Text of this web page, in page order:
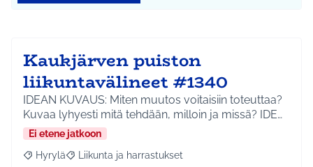
Kaukjärven puiston
liikuntavälineet #1340
IDEAN KUVAUS: Miten muutos voitaisiin toteuttaa?
Kuvaa lyhyesti mitä tehdään, milloin ja missä? IDE…
Ei etene jatkoon
Rajaa tulokset aihepiirin mukaan: Hyrylä
Hyrylä Rajaa tulokset teeman mukaan: Liikunta ja
Liikunta ja harrastukset